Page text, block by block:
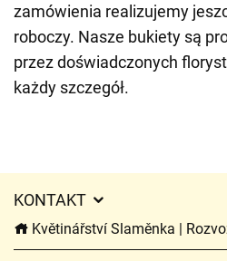
zamówienia realizujemy
roboczy. Nasze bukiety są
przez doświadczonych
każdy szczegół.
KONTAKT
Květinářství Slaměnka |